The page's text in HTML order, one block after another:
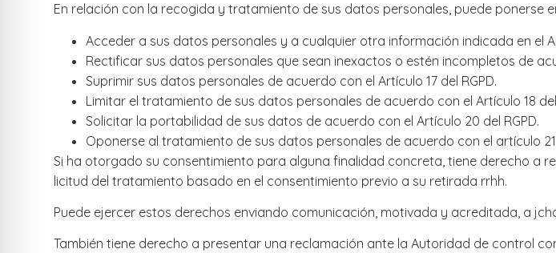
En relación con la recogida y tratamiento de sus datos personales, puede
Acceder a sus datos personales y a cualquier otra información indicada en el
Rectificar sus datos personales que sean inexactos o estén incompletos de
Suprimir sus datos personales de acuerdo con el Artículo 17 del RGPD.
Limitar el tratamiento de sus datos personales de acuerdo con el Artículo 18 del
Solicitar la portabilidad de sus datos de acuerdo con el Artículo 20 del RGPD.
Oponerse al tratamiento de sus datos personales de acuerdo con el artículo 21
Si ha otorgado su consentimiento para alguna finalidad concreta, tiene derecho a
licitud del tratamiento basado en el consentimiento previo a su retirada rrhh.
Puede ejercer estos derechos enviando comunicación, motivada y acreditada, a
También tiene derecho a presentar una reclamación ante la Autoridad de control